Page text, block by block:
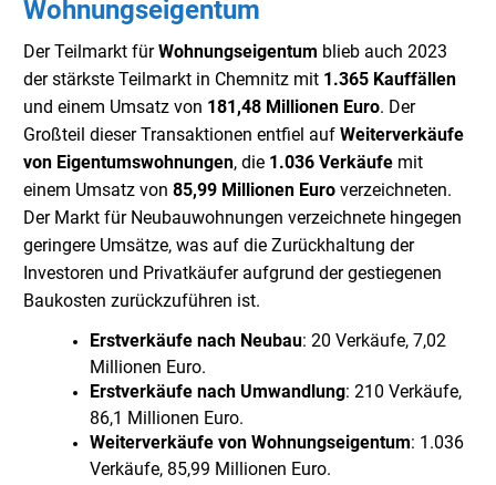
Wohnungseigentum
Der Teilmarkt fürWohnungseigentum blieb auch 2023
der stärkste Teilmarkt in Chemnitz mit 1.365 Kauffällen
und einem Umsatz von 181,48 Millionen Euro. Der
Großteil dieser Transaktionen entfiel auf Weiterverkäufe
von Eigentumswohnungen, die 1.036 Verkäufe mit
einem Umsatz von 85,99 Millionen Euro verzeichneten.
Der Markt für Neubauwohnungen verzeichnete hingegen
geringere Umsätze, was auf die Zurückhaltung der
Investoren und Privatkäufer aufgrund der gestiegenen
Baukosten zurückzuführen ist.
Erstverkäufe nach Neubau: 20 Verkäufe, 7,02
Millionen Euro.
Erstverkäufe nach Umwandlung: 210 Verkäufe,
86,1 Millionen Euro.
Weiterverkäufe von Wohnungseigentum: 1.036
Verkäufe, 85,99 Millionen Euro.